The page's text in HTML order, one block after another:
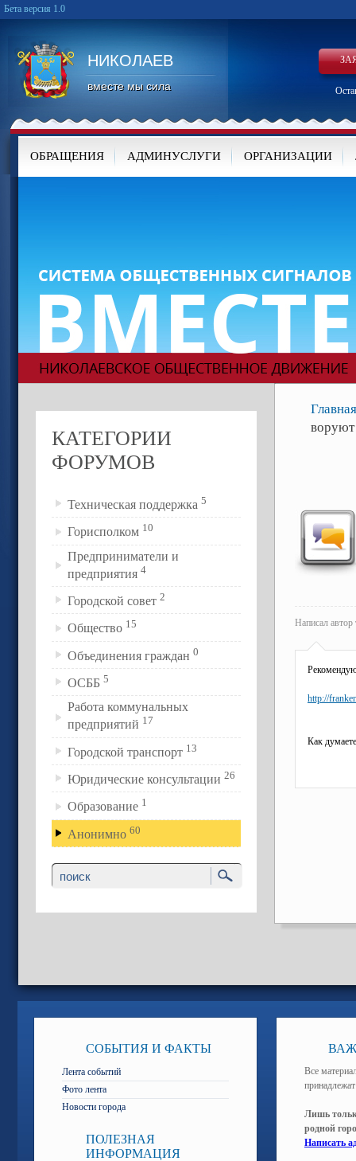
Бета версия 1.0
НИКОЛАЕВ
вместе мы сила
ОБРАЩЕНИЯ АДМИНУСЛУГИ ОРГАНИЗАЦИИ
КАТЕГОРИИ
ФОРУМОВ
Техническая поддержка 5
Горисполком 10
Предприниматели и
предприятия 4
Городской совет 2
Общество 15
Объединения граждан 0
ОСББ 5
Работа коммунальных
предприятий 17
Городской транспорт 13
Юридические консультации 26
Образование 1
Анонимно 60
воруют
Написал
http://
Как
СОБЫТИЯ И ФАКТЫ
Лента событий
Фото лента
Новости города
ПОЛЕЗНАЯ
ИНФОРМАЦИЯ
Все
Лишь
родной
Написать